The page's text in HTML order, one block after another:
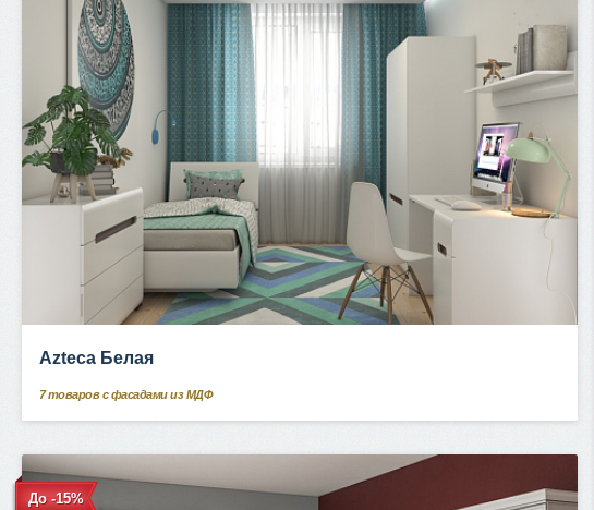
Azteca Белая
7 товаров с фасадами из МДФ
До -15%